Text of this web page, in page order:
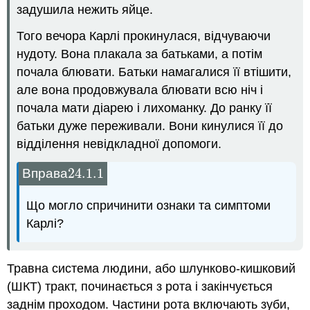
задушила нежить яйце.
Того вечора Карлі прокинулася, відчуваючи
нудоту. Вона плакала за батьками, а потім
почала блювати. Батьки намагалися її втішити,
але вона продовжувала блювати всю ніч і
почала мати діарею і лихоманку. До ранку її
батьки дуже переживали. Вони кинулися її до
відділення невідкладної допомоги.
Вправа24.1.1
24.1.1
Що могло спричинити ознаки та симптоми
Карлі?
Травна система людини, або шлунково-кишковий
(ШКТ) тракт, починається з рота і закінчується
заднім проходом. Частини рота включають зуби,